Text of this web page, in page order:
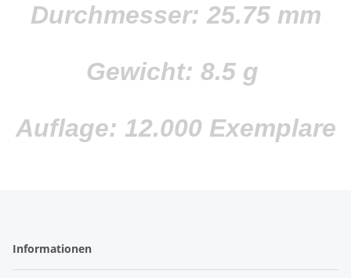
Durchmesser: 25.75 mm
Gewicht: 8.5 g
Auflage: 12.000 Exemplare
Informationen